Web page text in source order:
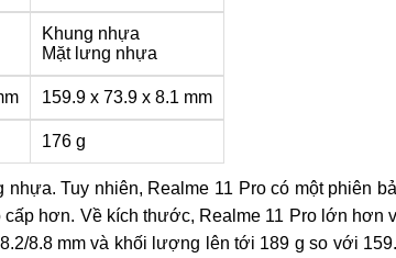
Khung nhựa
Mặt lưng nhựa
159.9 x 73.9 x 8.1 mm
176 g
Tuy nhiên, Realme 11 Pro có một phiên
hơn. Về kích thước, Realme 11 Pro lớn hơn
8.8 mm và khối lượng lên tới 189 g so với